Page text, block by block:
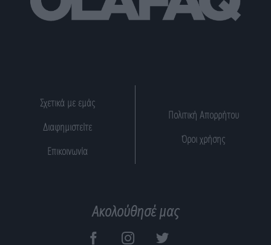
Σχετικά με εμάς
Διαφημιστείτε
Επικοινωνία
Πολιτική Απορρήτου
Όροι χρήσης
Ακολούθησέ μας